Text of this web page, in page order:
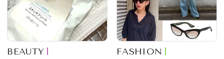
BEAUTY FASHION